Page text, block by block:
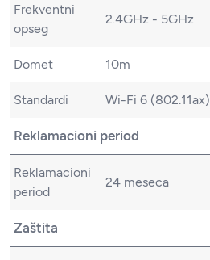
Frekventni
opseg
2.4GHz - 5GHz
Domet 10m
Standardi Wi-Fi 6 (802.11ax)
Reklamacioni period
Reklamacioni
period
24 meseca
Zaštita